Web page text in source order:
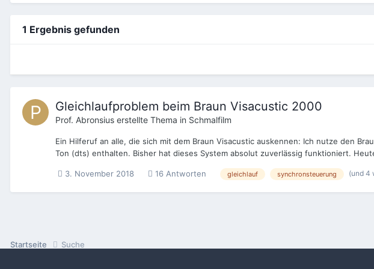
1 Ergebnis gefunden
Gleichlaufproblem beim Braun Visacustic 2000
Prof. Abronsius erstellte Thema in Schmalfilm
Ein Hilferuf an alle, die sich mit dem Braun Visacustic auskennen: Ich nutze den
Ton (dts) enthalten. Bisher hat dieses System absolut zuverlässig funktioniert.
3. November 2018 16 Antworten gleichlauf synchronsteuerung (und 4
Startseite Suche